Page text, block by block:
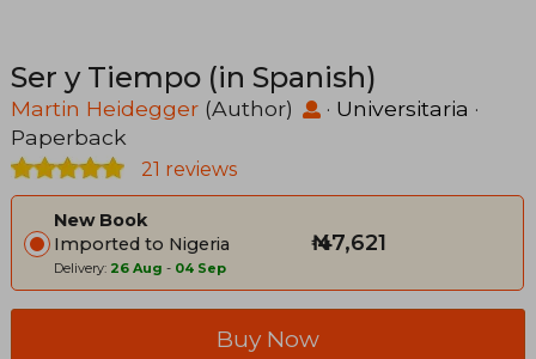
Ser y Tiempo (in Spanish)
Martin Heidegger (Author) · Universitaria ·
Paperback
21 reviews
New Book
Imported to Nigeria
Delivery: 26 Aug - 04 Sep
₦ 47,621
Buy Now